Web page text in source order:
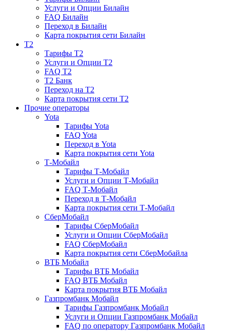
Услуги и Опции Билайн
FAQ Билайн
Переход в Билайн
Карта покрытия сети Билайн
T2
Тарифы T2
Услуги и Опции T2
FAQ T2
T2 Банк
Переход на T2
Карта покрытия сети T2
Прочие операторы
Yota
Тарифы Yota
FAQ Yota
Переход в Yota
Карта покрытия сети Yota
Т-Мобайл
Тарифы Т-Мобайл
Услуги и Опции Т-Мобайл
FAQ Т-Мобайл
Переход в Т-Мобайл
Карта покрытия сети Т-Мобайл
СберМобайл
Тарифы СберМобайл
Услуги и Опции СберМобайл
FAQ СберМобайл
Карта покрытия сети СберМобайлa
ВТБ Мобайл
Тарифы ВТБ Мобайл
FAQ ВТБ Мобайл
Карта покрытия ВТБ Мобайл
Газпромбанк Мобайл
Тарифы Газпромбанк Мобайл
Услуги и Опции Газпромбанк Мобайл
FAQ по оператору Газпромбанк Мобайл